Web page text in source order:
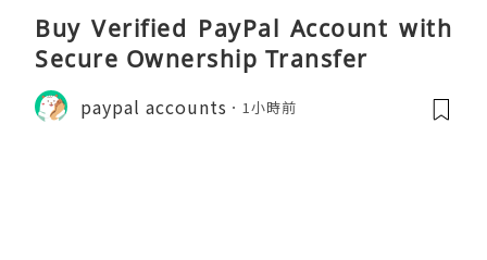
Buy Verified PayPal Account with
Secure Ownership Transfer
paypal accounts 1小時前